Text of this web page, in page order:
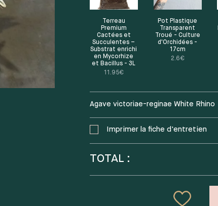
Terreau
Premium
Cactées et
Succulentes –
Substrat enrichi
en Mycorhize
et Bacillus - 3L
11.95€
Pot Plastique
Transparent
Troué - Culture
d'Orchidées -
17cm
2.6€
Agave victoriae-reginae White Rhino
Imprimer la fiche d'entretien
TOTAL :